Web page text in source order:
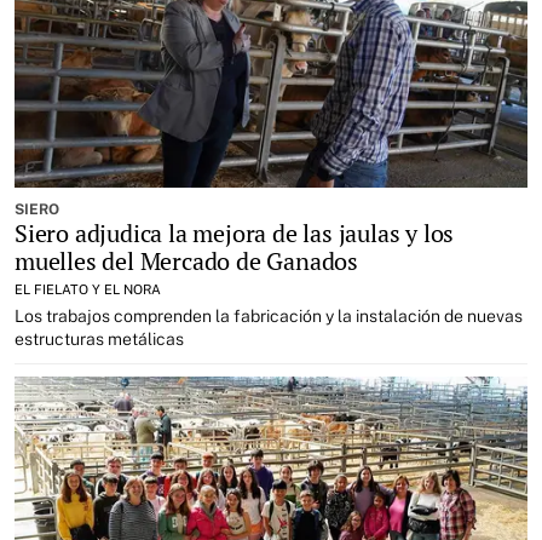
SIERO
Siero adjudica la mejora de las jaulas y los
muelles del Mercado de Ganados
EL FIELATO Y EL NORA
Los trabajos comprenden la fabricación y la instalación de nuevas
estructuras metálicas